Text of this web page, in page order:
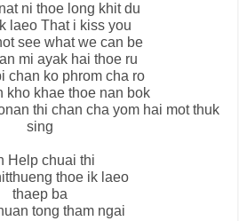
ni thoe long khit du
laeo That i kiss you
see what we can be
mi ayak hai thoe ru
chan ko phrom cha ro
kho khae thoe nan bok
thi chan cha yom hai mot thuk
sing
Help chuai thi
thoe ik laeo
thaep ba
tong tham ngai